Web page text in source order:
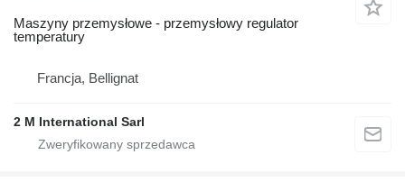
Maszyny przemysłowe - przemysłowy regulator
temperatury
Francja, Bellignat
2 M International Sarl